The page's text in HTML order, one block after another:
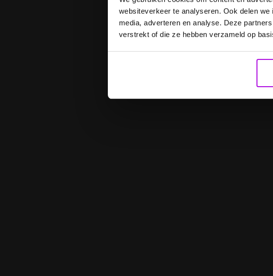
websiteverkeer te analyseren. Ook delen
media, adverteren en analyse. Deze
verstrekt of die ze hebben verzameld op